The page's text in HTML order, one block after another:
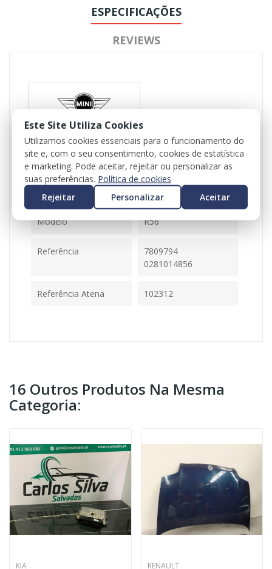
ESPECIFICAÇÕES
REVIEWS
Referência 102312
Disponível 1 Item
Ficha Informativa
Modelo R56
Referência
7809794
0281014856
Referência Atena 102312
16 Outros Produtos Na Mesma
Categoria:
KIA RENAULT
Este Site Utiliza Cookies
Utilizamos cookies essenciais para o funcionamento do
site e, com o seu consentimento, cookies de estatística
e marketing. Pode aceitar, rejeitar ou personalizar as
suas preferências. Política de cookies
Rejeitar
Personalizar Aceitar